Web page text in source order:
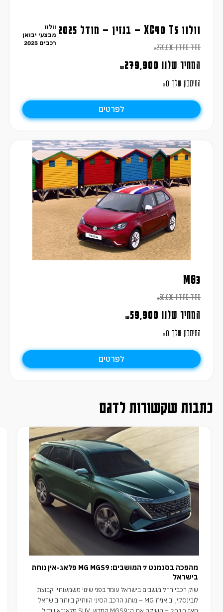
וולוו XC40 T5 – בנזין – מודל 2025
מחיר מחירון ₪279,900
המחיר שלנו ₪279,900
החיסכון שלך ₪0
וולוו
מבצעי יבואן
רכבים 2025
לפרטים
MG3
מחיר מחירון ₪59,900
המחיר שלנו ₪59,900
החיסכון שלך ₪0
לפרטים
כתבות שקשורות לדגם
מהפכה בסגמנט 7 המושבים: MG MGS9 פלאג-אין נוחת
בישראל
שוק רכבי ה־7 מושבים בישראל עומד בפני שינוי משמעותי. קבוצת
לובינסקי, יבואנית MG – מותג הרכב הסיני הוותיק ביותר בישראל